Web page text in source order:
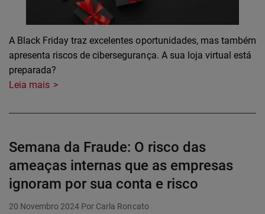
A Black Friday traz excelentes oportunidades, mas também
apresenta riscos de cibersegurança. A sua loja virtual está
preparada?
Leia mais
Semana da Fraude: O risco das
ameaças internas que as empresas
ignoram por sua conta e risco
20 Novembro 2024 Por Carla Roncato